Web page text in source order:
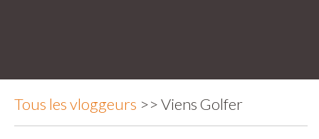
Tous les vloggeurs >> Viens Golfer